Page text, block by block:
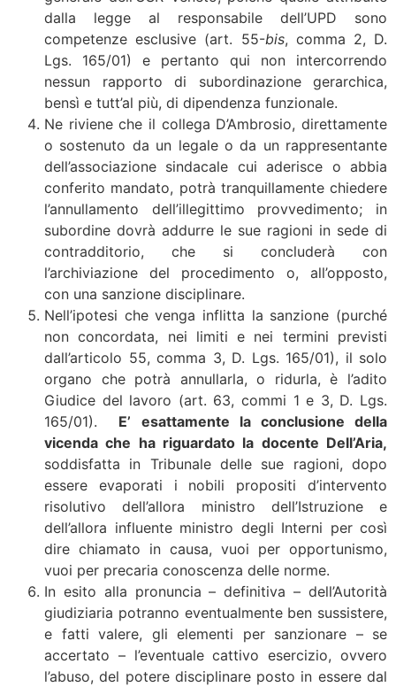
dalla legge al responsabile dell’UPD sono
competenze esclusive (art. 55-bis, comma 2, D.
Lgs. 165/01) e pertanto qui non intercorrendo
nessun rapporto di subordinazione gerarchica,
bensì e tutt’al più, di dipendenza funzionale.
Ne riviene che il collega D’Ambrosio, direttamente
o sostenuto da un legale o da un rappresentante
dell’associazione sindacale cui aderisce o abbia
conferito mandato, potrà tranquillamente chiedere
l’annullamento dell’illegittimo provvedimento; in
subordine dovrà addurre le sue ragioni in sede di
contradditorio, che si concluderà con
l’archiviazione del procedimento o, all’opposto,
con una sanzione disciplinare.
Nell’ipotesi che venga inflitta la sanzione (purché
non concordata, nei limiti e nei termini previsti
dall’articolo 55, comma 3, D. Lgs. 165/01), il solo
organo che potrà annullarla, o ridurla, è l’adito
Giudice del lavoro (art. 63, commi 1 e 3, D. Lgs.
165/01). E’ esattamente la conclusione della
vicenda che ha riguardato la docente Dell’Aria,
soddisfatta in Tribunale delle sue ragioni, dopo
essere evaporati i nobili propositi d’intervento
risolutivo dell’allora ministro dell’Istruzione e
dell’allora influente ministro degli Interni per così
dire chiamato in causa, vuoi per opportunismo,
vuoi per precaria conoscenza delle norme.
In esito alla pronuncia – definitiva – dell’Autorità
giudiziaria potranno eventualmente ben sussistere,
e fatti valere, gli elementi per sanzionare – se
accertato – l’eventuale cattivo esercizio, ovvero
l’abuso, del potere disciplinare posto in essere dal